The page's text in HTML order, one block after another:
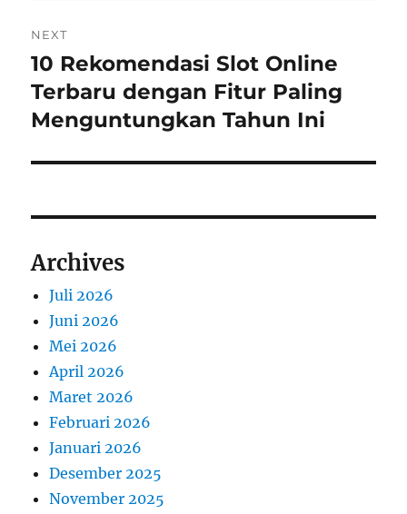
NEXT
Next
post:
10 Rekomendasi Slot Online
Terbaru dengan Fitur Paling
Menguntungkan Tahun Ini
Archives
Juli 2026
Juni 2026
Mei 2026
April 2026
Maret 2026
Februari 2026
Januari 2026
Desember 2025
November 2025